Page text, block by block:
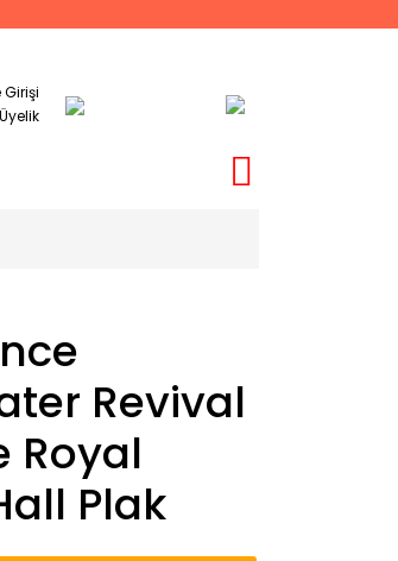
Girişi
Revival
Royal
Plak